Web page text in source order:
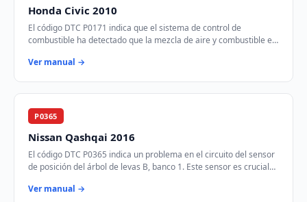
Honda Civic 2010
El código DTC P0171 indica que el sistema de control de
combustible ha detectado que la mezcla de aire y combustible es
Ver manual →
P0365
Nissan Qashqai 2016
El código DTC P0365 indica un problema en el circuito del sensor
de posición del árbol de levas B, banco 1. Este sensor es crucial
Ver manual →